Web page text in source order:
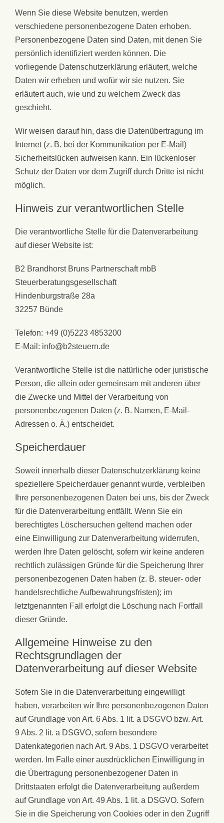
Wenn Sie diese Website benutzen, werden
verschiedene personenbezogene Daten erhoben.
Personenbezogene Daten sind Daten, mit denen Sie
persönlich identifiziert werden können. Die
vorliegende Datenschutzerklärung erläutert, welche
Daten wir erheben und wofür wir sie nutzen. Sie
erläutert auch, wie und zu welchem Zweck das
geschieht.
Wir weisen darauf hin, dass die Datenübertragung im
Internet (z. B. bei der Kommunikation per E-Mail)
Sicherheitslücken aufweisen kann. Ein lückenloser
Schutz der Daten vor dem Zugriff durch Dritte ist nicht
möglich.
Hinweis zur verantwortlichen Stelle
Die verantwortliche Stelle für die Datenverarbeitung
auf dieser Website ist:
B2 Brandhorst Bruns Partnerschaft mbB
Steuerberatungsgesellschaft
Hindenburgstraße 28a
32257 Bünde
Telefon: +49 (0)5223 4853200
E-Mail: info@b2steuern.de
Verantwortliche Stelle ist die natürliche oder juristische
Person, die allein oder gemeinsam mit anderen über
die Zwecke und Mittel der Verarbeitung von
personenbezogenen Daten (z. B. Namen, E-Mail-
Adressen o. Ä.) entscheidet.
Speicherdauer
Soweit innerhalb dieser Datenschutzerklärung keine
speziellere Speicherdauer genannt wurde, verbleiben
Ihre personenbezogenen Daten bei uns, bis der Zweck
für die Datenverarbeitung entfällt. Wenn Sie ein
berechtigtes Löschersuchen geltend machen oder
eine Einwilligung zur Datenverarbeitung widerrufen,
werden Ihre Daten gelöscht, sofern wir keine anderen
rechtlich zulässigen Gründe für die Speicherung Ihrer
personenbezogenen Daten haben (z. B. steuer- oder
handelsrechtliche Aufbewahrungsfristen); im
letztgenannten Fall erfolgt die Löschung nach Fortfall
dieser Gründe.
Allgemeine Hinweise zu den
Rechtsgrundlagen der
Datenverarbeitung auf dieser Website
Sofern Sie in die Datenverarbeitung eingewilligt
haben, verarbeiten wir Ihre personenbezogenen Daten
auf Grundlage von Art. 6 Abs. 1 lit. a DSGVO bzw. Art.
9 Abs. 2 lit. a DSGVO, sofern besondere
Datenkategorien nach Art. 9 Abs. 1 DSGVO verarbeitet
werden. Im Falle einer ausdrücklichen Einwilligung in
die Übertragung personenbezogener Daten in
Drittstaaten erfolgt die Datenverarbeitung außerdem
auf Grundlage von Art. 49 Abs. 1 lit. a DSGVO. Sofern
Sie in die Speicherung von Cookies oder in den Zugriff